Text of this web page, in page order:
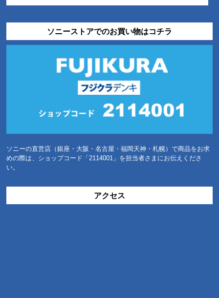
ソニーストアでのお買い物はコチラ
ソニーの直営店（銀座・大阪・名古屋・福岡天神・札幌）で商品をお求
めの際は、ショップコード「2114001」を担当者さまにお伝えくださ
い。
アクセス